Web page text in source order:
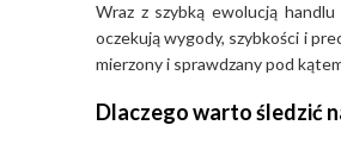
Miss Sixty – marka, którą
Miss Sixty to włoska ikona lat
tworząc pierwsze modele
Wraz z szybką ewolucją
oczekują wygody, szybkości i
mierzony i sprawdzany pod
Dlaczego warto śledzić